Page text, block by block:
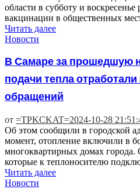
области в субботу и
вакцинации в общественных
Читать далее
Новости
В Самаре за прошедшую
подачи тепла
обращений
от =TPKCKAT=2024-10-28
Об этом сообщили в городской
момент, отопление включили в
многоквартирных домах города.
которые к теплоносителю
Читать далее
Новости